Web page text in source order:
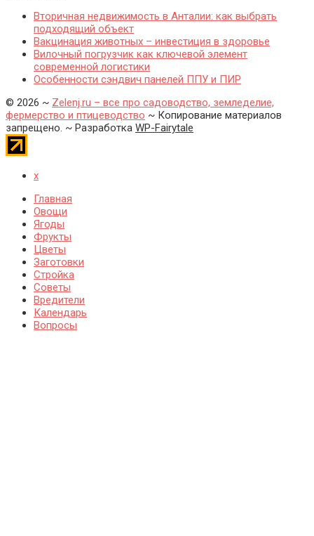
Вторичная недвижимость в Анталии: как выбрать
подходящий объект
Вакцинация животных – инвестиция в здоровье
Вилочный погрузчик как ключевой элемент
современной логистики
Особенности сэндвич панелей ППУ и ПИР
© 2026 ~ Zelenj.ru – все про садоводство, земледелие,
фермерство и птицеводство ~ Копирование материалов
запрещено. ~ Разработка WP-Fairytale
x
Главная
Овощи
Ягоды
Фрукты
Цветы
Заготовки
Стройка
Советы
Вредители
Календарь
Вопросы